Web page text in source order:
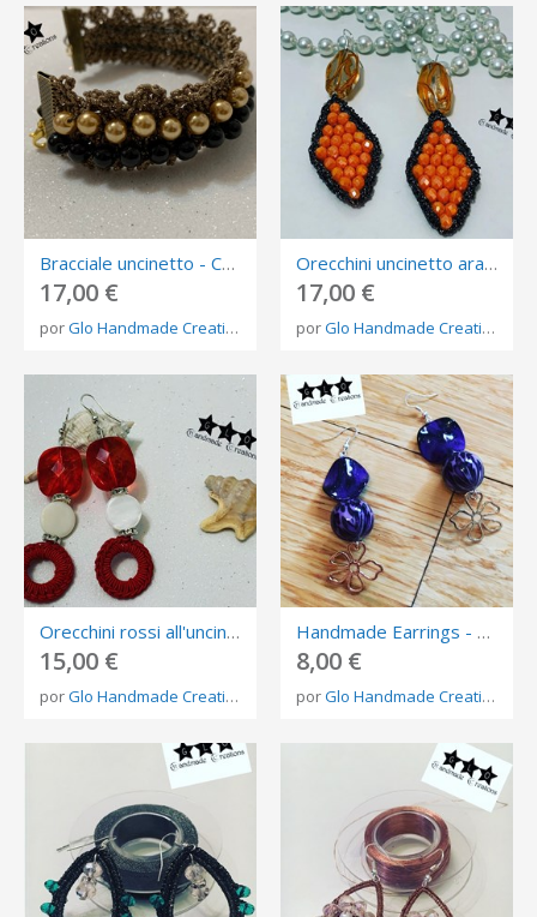
Bracciale uncinetto - Croche pulsera
17,00 €
porGlo Handmade Creations
Orecchini uncinetto arancioni - Crochet orange earrings
17,00 €
porGlo Handmade Creations
Orecchini rossi all'uncinetto - Crochet red earrings
15,00 €
porGlo Handmade Creations
Handmade Earrings - Orecchini pendenti realizzati a mano
8,00 €
porGlo Handmade Creations